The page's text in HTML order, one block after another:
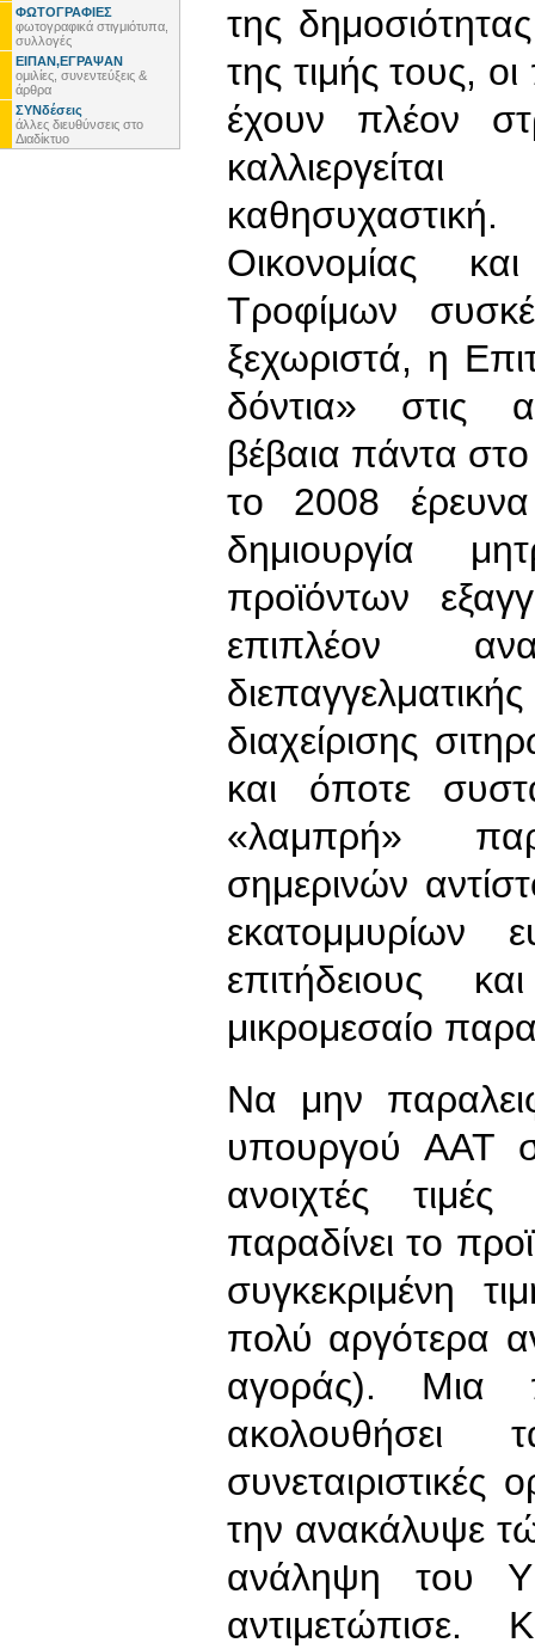
ΦΩΤΟΓΡΑΦΙΕΣ
φωτογραφικά στιγμιότυπα,
συλλογές
ΕΙΠΑΝ,ΕΓΡΑΨΑΝ
ομιλίες, συνεντεύξεις &
άρθρα
ΣΥΝδέσεις
άλλες διευθύνσεις στο
Διαδίκτυο
της
της τιμής τους,
έχουν πλέον
Οικονομίας
Τροφίμων
ξεχωριστά, η
δόντια» στις
βέβαια πάντα
το 2008
δημιουργία
προϊόντων
επιπλέον
διαχείρισης
και όποτε
«λαμπρή»
σημερινών
επιτήδειους
μικρομεσαίο
Να μην
υπουργού ΑΑΤ
ανοιχτές
παραδίνει το
συγκεκριμένη
πολύ αργότερα
αγοράς). Μια
ακολουθήσει
την ανακάλυψε
ανάληψη του